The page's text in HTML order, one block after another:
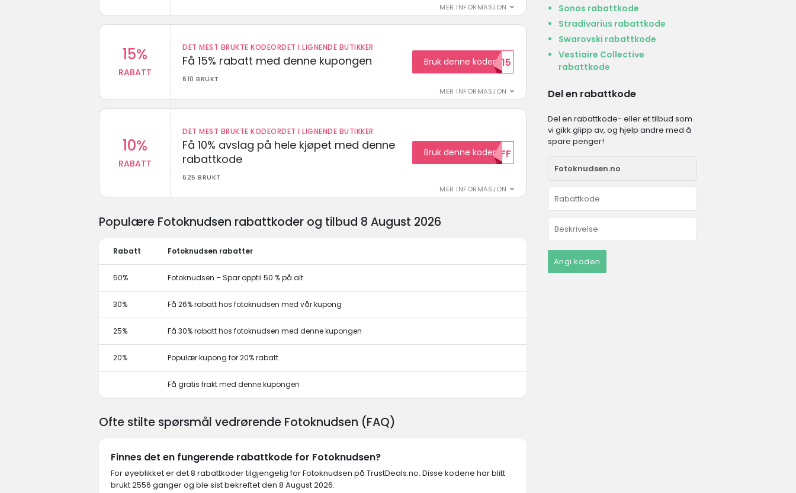
MER INFORMASJON
15%
RABATT
DET MEST BRUKTE KODEORDET I LIGNENDE BUTIKKER
Få 15% rabatt med denne kupongen
610 BRUKT
MER INFORMASJON
Bruk denne koden
Welcome15
10%
RABATT
DET MEST BRUKTE KODEORDET I LIGNENDE BUTIKKER
Få 10% avslag på hele kjøpet med denne
rabattkode
625 BRUKT
MER INFORMASJON
Bruk denne koden10OFF
Sonos rabattkode
Stradivarius rabattkode
Swarovski rabattkode
Vestiaire Collective
rabattkode
Del en rabattkode
Del en rabattkode- eller et tilbud som
vi gikk glipp av, og hjelp andre med å
spare penger!
Angi koden
Populære Fotoknudsen rabattkoder og tilbud 8 August 2026
Rabatt Fotoknudsen rabatter
50% Fotoknudsen – Spar opptil 50 % på alt
30% Få 26% rabatt hos fotoknudsen med vår kupong
25% Få 30% rabatt hos fotoknudsen med denne kupongen
20% Populær kupong for 20% rabatt
Få gratis frakt med denne kupongen
Ofte stilte spørsmål vedrørende Fotoknudsen (FAQ)
Finnes det en fungerende rabattkode for Fotoknudsen?
For øyeblikket er det 8 rabattkoder tilgjengelig for Fotoknudsen på TrustDeals.no. Disse kodene har blitt
brukt 2556 ganger og ble sist bekreftet den 8 August 2026.